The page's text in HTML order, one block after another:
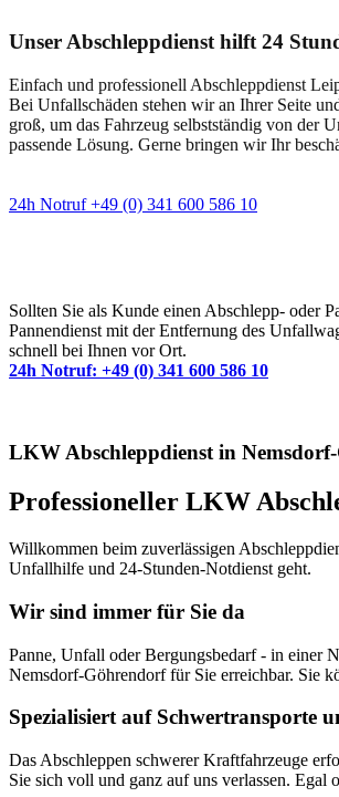
Unser Abschleppdienst hilft 24
Einfach und professionell Abschleppdienst
Bei Unfallschäden stehen wir an Ihrer Seite
groß, um das Fahrzeug selbstständig von der
passende Lösung. Gerne bringen wir Ihr
24h Notruf +49 (0) 341 600 586 10
Sollten Sie als Kunde einen Abschlepp- oder
Pannendienst mit der Entfernung des
schnell bei Ihnen vor Ort.
24h Notruf: +49 (0) 341 600 586 10
LKW Abschleppdienst in
Professioneller LKW
Willkommen beim zuverlässigen
Unfallhilfe und 24-Stunden-Notdienst geht.
Wir sind immer für Sie da
Panne, Unfall oder Bergungsbedarf - in einer
Nemsdorf-Göhrendorf für Sie erreichbar. Sie
Spezialisiert auf Schwertransporte
Das Abschleppen schwerer Kraftfahrzeuge
Sie sich voll und ganz auf uns verlassen.